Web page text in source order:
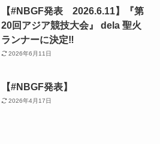
【#NBGF発表 2026.6.11】『第
20回アジア競技大会』 dela 聖火
ランナーに決定‼️
2026年6月11日
【#NBGF発表】
2026年4月17日